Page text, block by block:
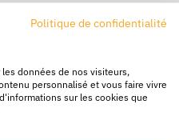
Politique de confidentialité
données de nos visiteurs,
personnalisé et vous faire vivre
sur les cookies que